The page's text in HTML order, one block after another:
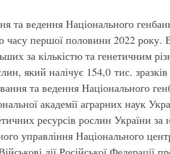
та ведення Національного
часу першої половини 2022 року.
за кількістю та генетичним
який налічує 154,0 тис.
та ведення Національного
академії аграрних наук
ресурсів рослин України за
управління Національного